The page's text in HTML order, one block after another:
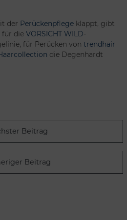
der Perückenpflege klappt, gibt
für die VORSICHT WILD-
für Perücken von trendhair
die Degenhardt
Beitrag
Beitrag